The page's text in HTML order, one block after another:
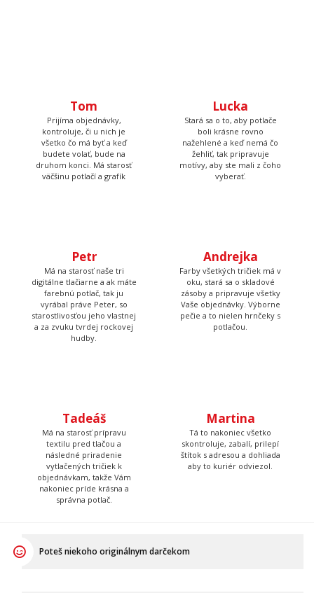
Tom
Prijíma objednávky,
kontroluje, či u nich je
všetko čo má byť a keď
budete volať, bude na
druhom konci. Má starosť
väčšinu potlačí a grafík
Lucka
Stará sa o to, aby potlače
boli krásne rovno
nažehlené a keď nemá čo
žehliť, tak pripravuje
motívy, aby ste mali z čoho
vyberať.
Petr
Má na starosť naše tri
digitálne tlačiarne a ak máte
farebnú potlač, tak ju
vyrábal práve Peter, so
starostlivosťou jeho vlastnej
a za zvuku tvrdej rockovej
hudby.
Andrejka
Farby všetkých tričiek má v
oku, stará sa o skladové
zásoby a pripravuje všetky
Vaše objednávky. Výborne
pečie a to nielen hrnčeky s
potlačou.
Tadeáš
Má na starosť prípravu
textilu pred tlačou a
následné priradenie
vytlačených tričiek k
objednávkam, takže Vám
nakoniec príde krásna a
správna potlač.
Martina
Tá to nakoniec všetko
skontroluje, zabalí, prilepí
štítok s adresou a dohliada
aby to kuriér odviezol.
Poteš niekoho originálnym darčekom